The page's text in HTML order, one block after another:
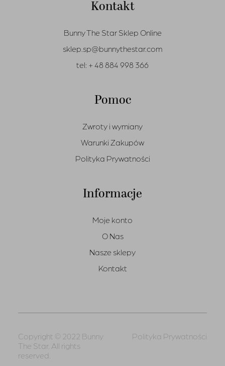
Kontakt
Bunny The Star Sklep Online
sklep.sp@bunnythestar.com
tel: + 48 884 998 366
Pomoc
Zwroty i wymiany
Warunki Zakupów
Polityka Prywatności
Informacje
Moje konto
O Nas
Nasze sklepy
Kontakt
Copyright © 2022 Bunny
The Star. All rights
reserved.
Polityka Prywatności